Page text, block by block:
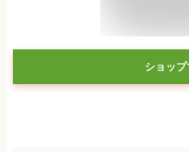
ショップ